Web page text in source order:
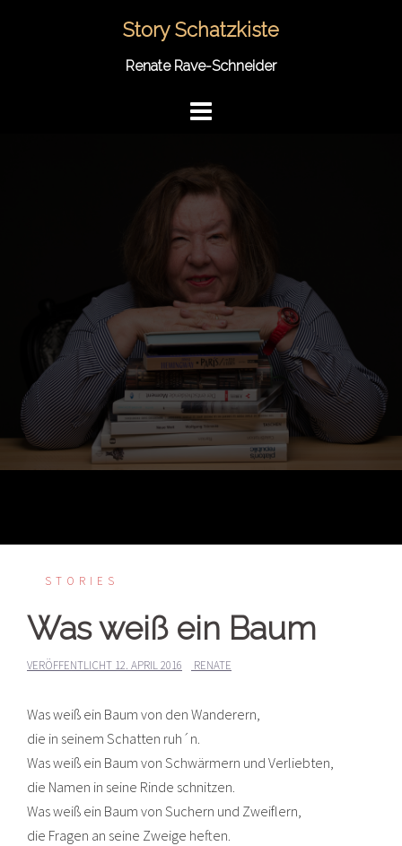
Story Schatzkiste
Renate Rave-Schneider
STORIES
Was weiß ein Baum
VERÖFFENTLICHT 12. APRIL 2016 RENATE
Was weiß ein Baum von den Wanderern,
die in seinem Schatten ruh´n.
Was weiß ein Baum von Schwärmern und Verliebten,
die Namen in seine Rinde schnitzen.
Was weiß ein Baum von Suchern und Zweiflern,
die Fragen an seine Zweige heften.